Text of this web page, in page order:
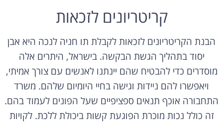
קריטריונים לזכאות
הבנת הקריטריונים לזכאות לקבלת תו חניה לנכה היא אבן
יסוד בתהליך הגשת הבקשה. בישראל, היתרים אלה
מוסדרים כדי להבטיח שהם יינתנו לאנשים עם צורך אמיתי,
ויאפשרו להם ניידות וגישה בחיי היומיום שלהם. משרד
התחבורה אוכף תנאים ספציפיים שעל הפונים לעמוד בהם.
זה כולל נכות מוכרת הפוגעת קשות ביכולת ללכת. לקויות